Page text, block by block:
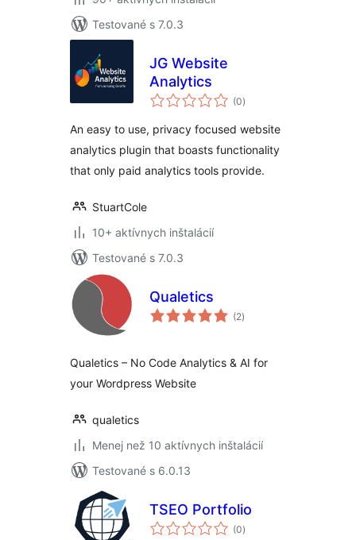
Testované s 7.0.3
JG Website
Analytics
(0celkové
hodnotenie
)
An easy to use, privacy focused website
analytics plugin that boasts functionality
that only paid analytics tools provide.
StuartCole
10+ aktívnych inštalácií
Testované s 7.0.3
Qualetics
(2celkové
hodnotenie
)
Qualetics – No Code Analytics & AI for
your Wordpress Website
qualetics
Menej než 10 aktívnych inštalácií
Testované s 6.0.13
TSEO Portfolio
(0celkové
hodnotenie
)